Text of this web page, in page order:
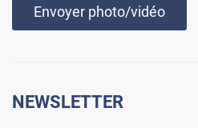
Envoyer photo/vidéo
NEWSLETTER